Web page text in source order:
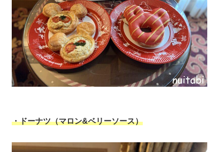
・ドーナツ（マロン&ベリーソース）